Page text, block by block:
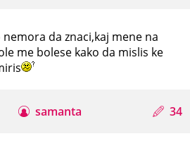
nemora da znaci,kaj mene na
me bolese kako da mislis ke
samanta 34